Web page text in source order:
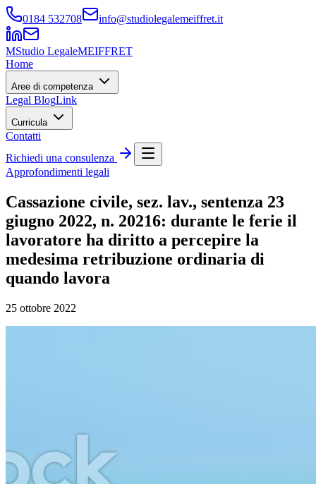
0184 532708 info@studiolegalemeiffret.it
MStudio LegaleMEIFFRET
Home
Aree di competenza
Legal BlogLink
Curricula
Contatti
Richiedi una consulenza
Approfondimenti legali
Cassazione civile, sez. lav., sentenza 23
giugno 2022, n. 20216: durante le ferie il
lavoratore ha diritto a percepire la
medesima retribuzione ordinaria di
quando lavora
25 ottobre 2022